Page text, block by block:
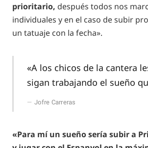
prioritario, después todos nos
individuales y en el caso de subir
un tatuaje con la fecha».
«A los chicos de la cantera
sigan trabajando el sueño
Jofre Carreras
«Para mí un sueño sería subir a